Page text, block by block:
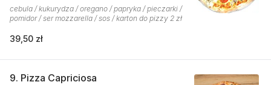
cebula / kukurydza / oregano / papryka / pieczarki /
pomidor / ser mozzarella / sos / karton do pizzy 2 zł
39,50 zł
9. Pizza Capriciosa